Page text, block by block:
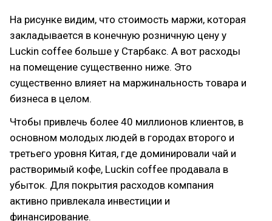
На рисунке видим, что стоимость маржи, которая
закладывается в конечную розничную цену у
Luckin coffee больше у Старбакс. А вот расходы
на помещение существенно ниже. Это
существенно влияет на маржинальность товара и
бизнеса в целом.
Чтобы привлечь более 40 миллионов клиентов, в
основном молодых людей в городах второго и
третьего уровня Китая, где доминировали чай и
растворимый кофе, Luckin coffee продавала в
убыток. Для покрытия расходов компания
активно привлекала инвестиции и
финансирование.